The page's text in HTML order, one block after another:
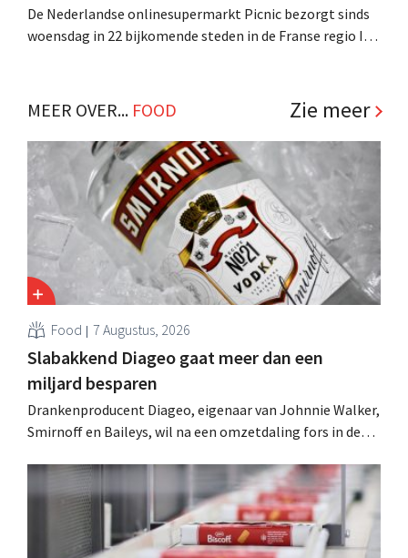
De Nederlandse onlinesupermarkt Picnic bezorgt sinds
woensdag in 22 bijkomende steden in de Franse regio Ile-
MEER OVER... FOOD Zie meer
Food 7 Augustus, 2026
Slabakkend Diageo gaat meer dan een
miljard besparen
Drankenproducent Diageo, eigenaar van Johnnie Walker,
Smirnoff en Baileys, wil na een omzetdaling fors in de
andere Guiness en voorgemixte cocktails.